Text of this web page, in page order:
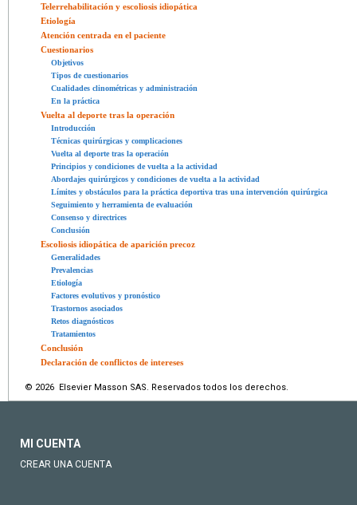
Telerrehabilitación y escoliosis idiopática
Etiología
Atención centrada en el paciente
Cuestionarios
Objetivos
Tipos de cuestionarios
Cualidades clinométricas y administración
En la práctica
Vuelta al deporte tras la operación
Introducción
Técnicas quirúrgicas y complicaciones
Vuelta al deporte tras la operación
Principios y condiciones de vuelta a la actividad
Abordajes quirúrgicos y condiciones de vuelta a la actividad
Límites y obstáculos para la práctica deportiva tras una intervención quirúrgica
Seguimiento y herramienta de evaluación
Consenso y directrices
Conclusión
Escoliosis idiopática de aparición precoz
Generalidades
Prevalencias
Etiología
Factores evolutivos y pronóstico
Trastornos asociados
Retos diagnósticos
Tratamientos
Conclusión
Declaración de conflictos de intereses
© 2026 Elsevier Masson SAS. Reservados todos los derechos.
MI CUENTA
CREAR UNA CUENTA